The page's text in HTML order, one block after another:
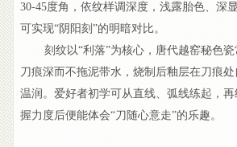
30-45度角，依纹样调深度，浅露胎色、深
可实现“阴阳刻”的明暗对比。
刻纹以“利落”为核心，唐代越窑秘色瓷
刀痕深而不拖泥带水，烧制后釉层在刀痕
温润。爱好者初学可从直线、弧线练起，
握力度后便能体会“刀随心意走”的乐趣。